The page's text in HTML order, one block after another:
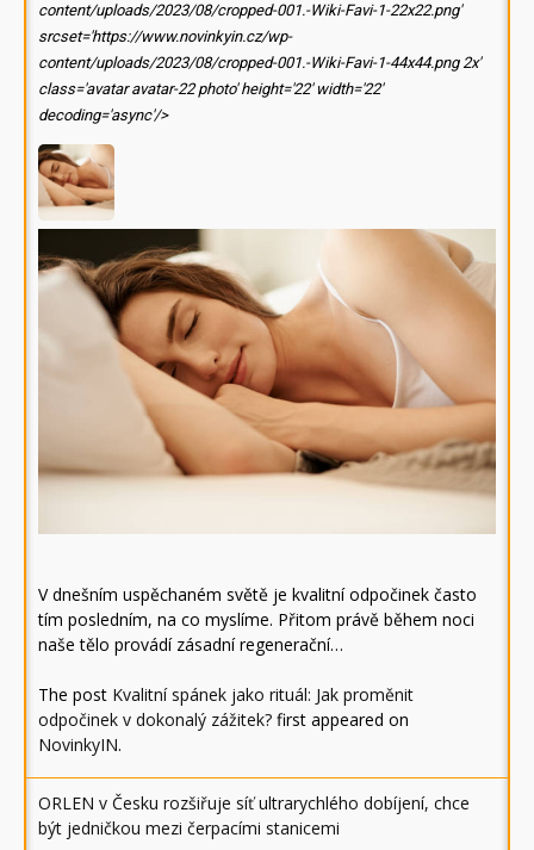
content/uploads/2023/08/cropped-001.-Wiki-Favi-1-22x22.png'
srcset='https://www.novinkyin.cz/wp-
content/uploads/2023/08/cropped-001.-Wiki-Favi-1-44x44.png 2x'
class='avatar avatar-22 photo' height='22' width='22'
decoding='async'/>
V dnešním uspěchaném světě je kvalitní odpočinek často
tím posledním, na co myslíme. Přitom právě během noci
naše tělo provádí zásadní regenerační…
The post Kvalitní spánek jako rituál: Jak proměnit
odpočinek v dokonalý zážitek? first appeared on
NovinkyIN.
ORLEN v Česku rozšiřuje síť ultrarychlého dobíjení, chce
být jedničkou mezi čerpacími stanicemi